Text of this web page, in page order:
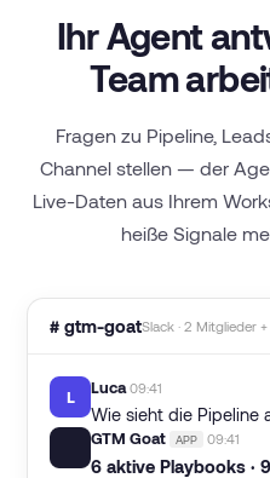
Ihr Agent
Team
Fragen zu Pipeline,
Channel stellen — der
Live-Daten aus Ihrem
heiße Signale
# gtm-goatSlack · 2 Mitglieder
L Luca 09:41
Wie sieht die
GTM Goat APP 09:41
6 aktive Playbooks ·